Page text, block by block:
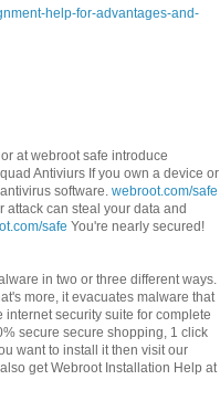
help-for-advantages-and-
at webroot safe introduce
Antiviurs If you own a device or
software. webroot.com/safe
can steal your data and
safe You're nearly secured!
in two or three different ways.
more, it evacuates malware that
security suite for complete
secure secure shopping, 1 click
want to install it then visit our
get Webroot Installation Help at